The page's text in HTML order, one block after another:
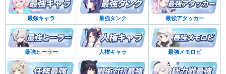
最強キャラ 最強タンク 最強アタッカー
最強ヒーラー 人権キャラ 最強メモロビ